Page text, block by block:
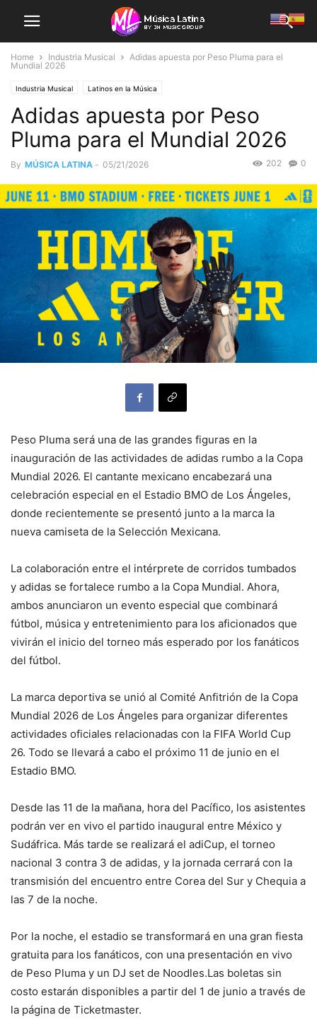
Home Industria Musical
Adidas apuesta por Peso Pluma para el
Mundial 2026
Industria Musical Latinos en la Música
Adidas apuesta por Peso
Pluma para el Mundial 2026
By MÚSICA LATINA - 05/21/2026 0
202
Peso Pluma será una de las grandes figuras en la
inauguración de las actividades de adidas rumbo a la Copa
Mundial 2026. El cantante mexicano encabezará una
celebración especial en el Estadio BMO de Los Ángeles,
donde recientemente se presentó junto a la marca la
nueva camiseta de la Selección Mexicana.
La colaboración entre el intérprete de corridos tumbados
y adidas se fortalece rumbo a la Copa Mundial. Ahora,
ambos anunciaron un evento especial que combinará
fútbol, música y entretenimiento para los aficionados que
vivirán el inicio del torneo más esperado por los fanáticos
del fútbol.
La marca deportiva se unió al Comité Anfitrión de la Copa
Mundial 2026 de Los Ángeles para organizar diferentes
actividades oficiales relacionadas con la FIFA World Cup
26. Todo se llevará a cabo el próximo 11 de junio en el
Estadio BMO.
Desde las 11 de la mañana, hora del Pacífico, los asistentes
podrán ver en vivo el partido inaugural entre México y
Sudáfrica. Más tarde se realizará el adiCup, el torneo
nacional 3 contra 3 de adidas, y la jornada cerrará con la
transmisión del encuentro entre Corea del Sur y Chequia a
las 7 de la noche.
Por la noche, el estadio se transformará en una gran fiesta
gratuita para los fanáticos, con una presentación en vivo
de Peso Pluma y un DJ set de Noodles.Las boletas sin
costo estarán disponibles a partir del 1 de junio a través de
la página de Ticketmaster.